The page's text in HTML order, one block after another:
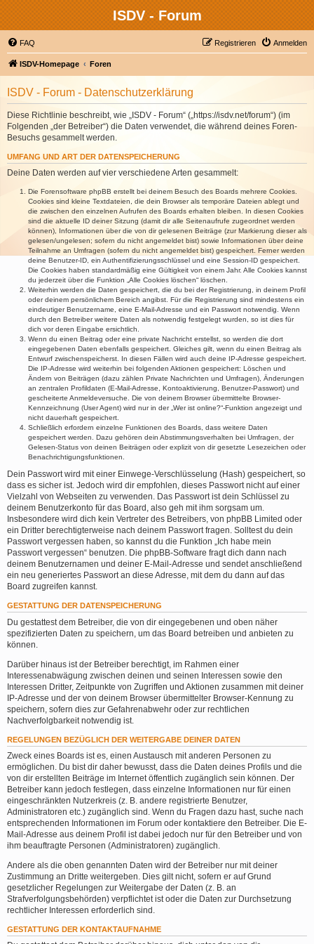
ISDV - Forum
FAQ Anmelden
Registrieren
ISDV-Homepage Foren
ISDV - Forum - Datenschutzerklärung
Diese Richtlinie beschreibt, wie „ISDV - Forum“ („https://isdv.net/forum“) (im
Folgenden „der Betreiber“) die Daten verwendet, die während deines Foren-
Besuchs gesammelt werden.
UMFANG UND ART DER DATENSPEICHERUNG
Deine Daten werden auf vier verschiedene Arten gesammelt:
Die Forensoftware phpBB erstellt bei deinem Besuch des Boards mehrere Cookies.
Cookies sind kleine Textdateien, die dein Browser als temporäre Dateien ablegt und
die zwischen den einzelnen Aufrufen des Boards erhalten bleiben. In diesen Cookies
sind die aktuelle ID deiner Sitzung (damit dir alle Seitenaufrufe zugeordnet werden
können), Informationen über die von dir gelesenen Beiträge (zur Markierung dieser als
gelesen/ungelesen; sofern du nicht angemeldet bist) sowie Informationen über deine
Teilnahme an Umfragen (sofern du nicht angemeldet bist) gespeichert. Ferner werden
deine Benutzer-ID, ein Authentifizierungsschlüssel und eine Session-ID gespeichert.
Die Cookies haben standardmäßig eine Gültigkeit von einem Jahr. Alle Cookies kannst
du jederzeit über die Funktion „Alle Cookies löschen“ löschen.
Weiterhin werden die Daten gespeichert, die du bei der Registrierung, in deinem Profil
oder deinem persönlichem Bereich angibst. Für die Registrierung sind mindestens ein
eindeutiger Benutzername, eine E-Mail-Adresse und ein Passwort notwendig. Wenn
durch den Betreiber weitere Daten als notwendig festgelegt wurden, so ist dies für
dich vor deren Eingabe ersichtlich.
Wenn du einen Beitrag oder eine private Nachricht erstellst, so werden die dort
eingegebenen Daten ebenfalls gespeichert. Gleiches gilt, wenn du einen Beitrag als
Entwurf zwischenspeicherst. In diesen Fällen wird auch deine IP-Adresse gespeichert.
Die IP-Adresse wird weiterhin bei folgenden Aktionen gespeichert: Löschen und
Ändern von Beiträgen (dazu zählen Private Nachrichten und Umfragen), Änderungen
an zentralen Profildaten (E-Mail-Adresse, Kontoaktivierung, Benutzer-Passwort) und
gescheiterte Anmeldeversuche. Die von deinem Browser übermittelte Browser-
Kennzeichnung (User Agent) wird nur in der „Wer ist online?“-Funktion angezeigt und
nicht dauerhaft gespeichert.
Schließlich erfordern einzelne Funktionen des Boards, dass weitere Daten
gespeichert werden. Dazu gehören dein Abstimmungsverhalten bei Umfragen, der
Gelesen-Status von deinen Beiträgen oder explizit von dir gesetzte Lesezeichen oder
Benachrichtigungsfunktionen.
Dein Passwort wird mit einer Einwege-Verschlüsselung (Hash) gespeichert, so
dass es sicher ist. Jedoch wird dir empfohlen, dieses Passwort nicht auf einer
Vielzahl von Webseiten zu verwenden. Das Passwort ist dein Schlüssel zu
deinem Benutzerkonto für das Board, also geh mit ihm sorgsam um.
Insbesondere wird dich kein Vertreter des Betreibers, von phpBB Limited oder
ein Dritter berechtigterweise nach deinem Passwort fragen. Solltest du dein
Passwort vergessen haben, so kannst du die Funktion „Ich habe mein
Passwort vergessen“ benutzen. Die phpBB-Software fragt dich dann nach
deinem Benutzernamen und deiner E-Mail-Adresse und sendet anschließend
ein neu generiertes Passwort an diese Adresse, mit dem du dann auf das
Board zugreifen kannst.
GESTATTUNG DER DATENSPEICHERUNG
Du gestattest dem Betreiber, die von dir eingegebenen und oben näher
spezifizierten Daten zu speichern, um das Board betreiben und anbieten zu
können.
Darüber hinaus ist der Betreiber berechtigt, im Rahmen einer
Interessenabwägung zwischen deinen und seinen Interessen sowie den
Interessen Dritter, Zeitpunkte von Zugriffen und Aktionen zusammen mit deiner
IP-Adresse und der von deinem Browser übermittelter Browser-Kennung zu
speichern, sofern dies zur Gefahrenabwehr oder zur rechtlichen
Nachverfolgbarkeit notwendig ist.
REGELUNGEN BEZÜGLICH DER WEITERGABE DEINER DATEN
Zweck eines Boards ist es, einen Austausch mit anderen Personen zu
ermöglichen. Du bist dir daher bewusst, dass die Daten deines Profils und die
von dir erstellten Beiträge im Internet öffentlich zugänglich sein können. Der
Betreiber kann jedoch festlegen, dass einzelne Informationen nur für einen
eingeschränkten Nutzerkreis (z. B. andere registrierte Benutzer,
Administratoren etc.) zugänglich sind. Wenn du Fragen dazu hast, suche nach
entsprechenden Informationen im Forum oder kontaktiere den Betreiber. Die E-
Mail-Adresse aus deinem Profil ist dabei jedoch nur für den Betreiber und von
ihm beauftragte Personen (Administratoren) zugänglich.
Andere als die oben genannten Daten wird der Betreiber nur mit deiner
Zustimmung an Dritte weitergeben. Dies gilt nicht, sofern er auf Grund
gesetzlicher Regelungen zur Weitergabe der Daten (z. B. an
Strafverfolgungsbehörden) verpflichtet ist oder die Daten zur Durchsetzung
rechtlicher Interessen erforderlich sind.
GESTATTUNG DER KONTAKTAUFNAHME